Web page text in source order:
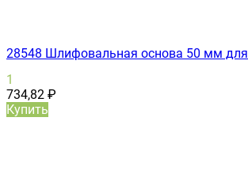
28548 Шлифовальная основа 50 мм
1
734,82 ₽
Купить